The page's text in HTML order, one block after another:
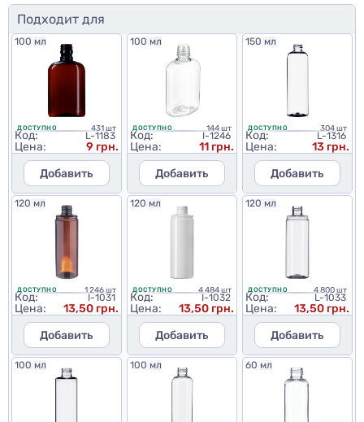
Подходит для
100 мл
ДОСТУПНО 431 шт
Код: L-1183
Цена:
9 грн.
Добавить
100 мл
ДОСТУПНО 144 шт
Код: I-1246
Цена:
11 грн.
Добавить
150 мл
ДОСТУПНО 304 шт
Код: L-1316
Цена:
13 грн.
Добавить
120 мл
ДОСТУПНО 1 246 шт
Код: I-1031
Цена:
13,50 грн.
Добавить
120 мл
ДОСТУПНО 4 484 шт
Код: I-1032
Цена:
13,50 грн.
Добавить
120 мл
ДОСТУПНО 4 800 шт
Код: L-1033
Цена:
13,50 грн.
Добавить
100 мл 100 мл 60 мл